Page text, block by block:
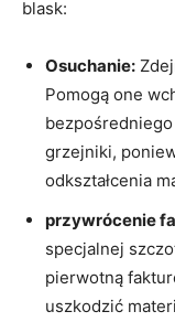
blask:
Osuchanie:
Pomogą one
bezpośredniego
grzejniki,
odkształcenia
przywrócenie
specjalnej
pierwotną
uszkodzić